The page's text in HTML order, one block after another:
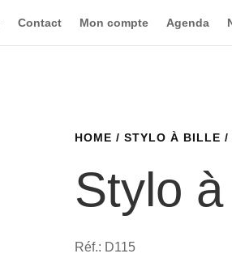
Contact Mon compte Agenda
HOME / STYLO À BILLE /
Stylo
Réf.: D115